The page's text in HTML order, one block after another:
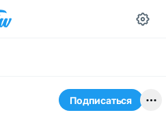
Подписаться